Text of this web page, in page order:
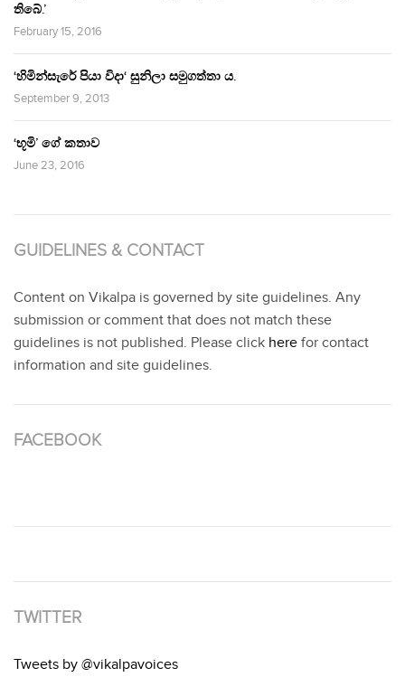
තිබේ.’
February 15, 2016
‘හිමින්සැරේ පියා විදා‘ සුනිලා සමුගත්තා ය.
September 9, 2013
‘භූමි’ ගේ කතාව
June 23, 2016
GUIDELINES & CONTACT
Content on Vikalpa is governed by site guidelines. Any
submission or comment that does not match these
guidelines is not published. Please click here for contact
information and site guidelines.
FACEBOOK
TWITTER
Tweets by @vikalpavoices